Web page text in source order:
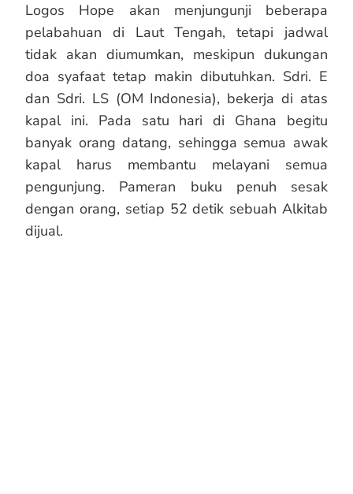
Logos Hope akan menjungunji beberapa
pelabahuan di Laut Tengah, tetapi jadwal
tidak akan diumumkan, meskipun dukungan
doa syafaat tetap makin dibutuhkan. Sdri. E
dan Sdri. LS (OM Indonesia), bekerja di atas
kapal ini. Pada satu hari di Ghana begitu
banyak orang datang, sehingga semua awak
kapal harus membantu melayani semua
pengunjung. Pameran buku penuh sesak
dengan orang, setiap 52 detik sebuah Alkitab
dijual.